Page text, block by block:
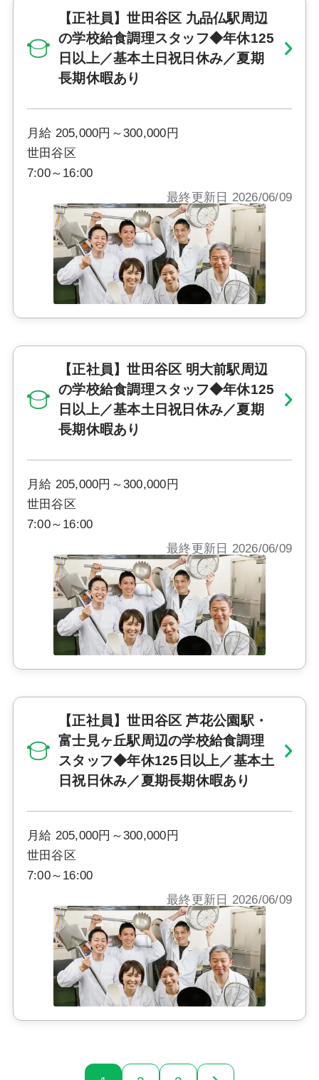
【正社員】世田谷区 九品仏駅周辺
の学校給食調理スタッフ◆年休125
日以上／基本土日祝日休み／夏期
長期休暇あり
月給 205,000円～300,000円
世田谷区
7:00～16:00
最終更新日 2026/06/09
【正社員】世田谷区 明大前駅周辺
の学校給食調理スタッフ◆年休125
日以上／基本土日祝日休み／夏期
長期休暇あり
月給 205,000円～300,000円
世田谷区
7:00～16:00
最終更新日 2026/06/09
【正社員】世田谷区 芦花公園駅・
富士見ヶ丘駅周辺の学校給食調理
スタッフ◆年休125日以上／基本土
日祝日休み／夏期長期休暇あり
月給 205,000円～300,000円
世田谷区
7:00～16:00
最終更新日 2026/06/09